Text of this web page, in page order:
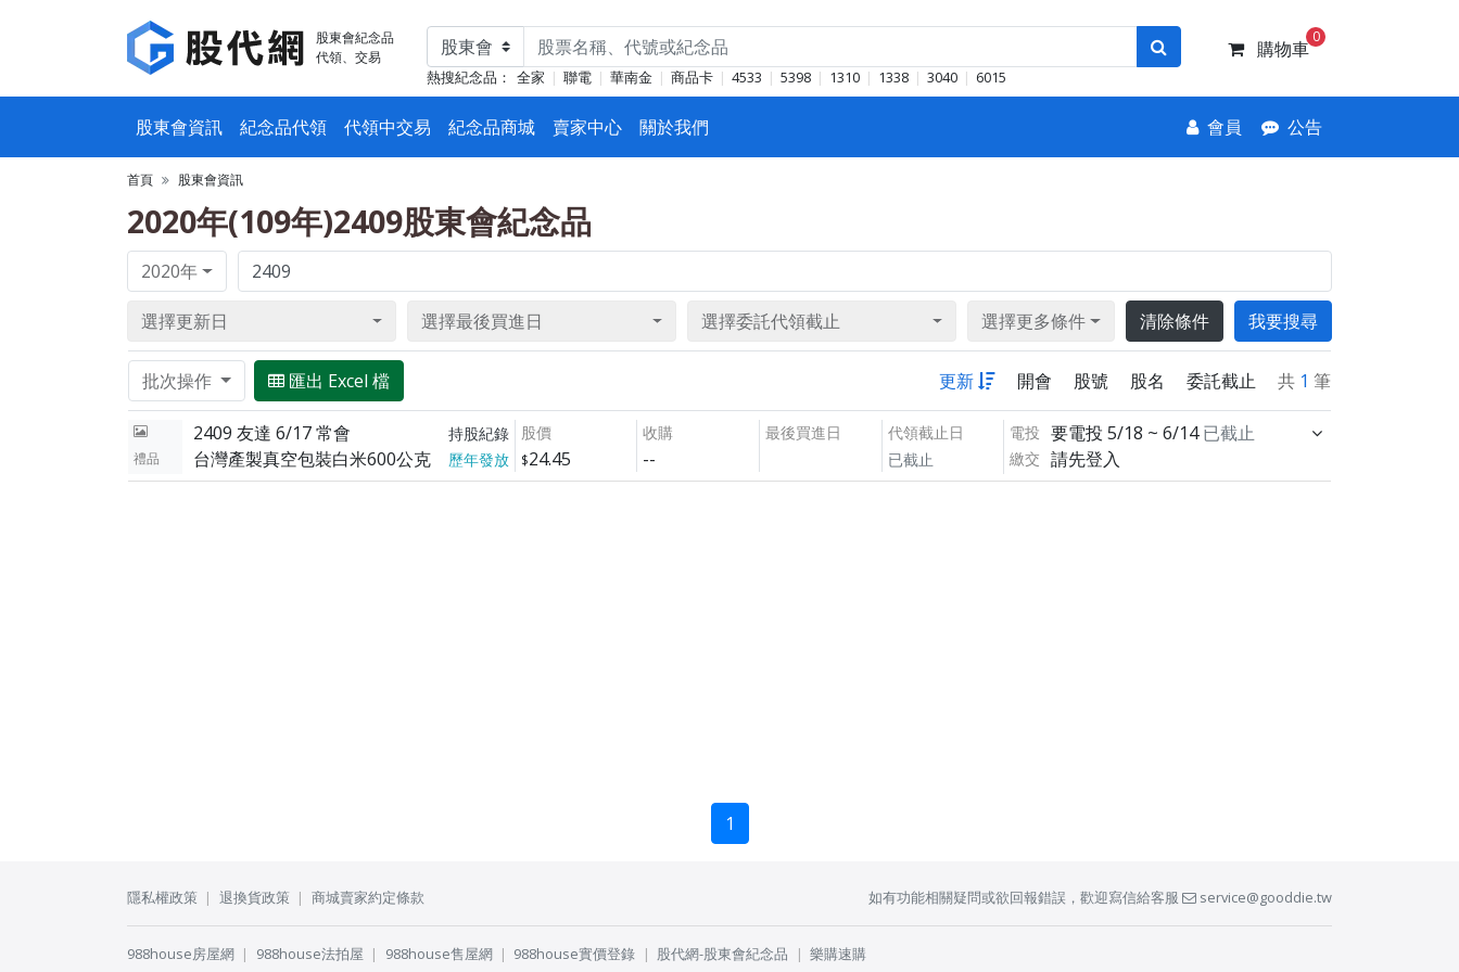
股東會紀念品
代領、交易
熱搜紀念品： 全家 聯電 華南金 商品卡 4533 5398 1310 1338 3040 6015
購物車
0
股東會資訊 紀念品代領 代領中交易 紀念品商城 賣家中心 關於我們 會員 公告
首頁 股東會資訊
2020年(109年)2409股東會紀念品
2020年
選擇更新日 選擇最後買進日 選擇委託代領截止 選擇更多條件 清除條件 我要搜尋
批次操作 匯出 Excel 檔 更新 開會 股號 股名 委託截止 共 1 筆
禮品
2409 友達 6/17 常會 持股紀錄
台灣產製真空包裝白米600公克 歷年發放
股價
24.45
收購
--
最後買進日
代領截止日
已截止
電投 要電投 5/18 ~ 6/14 已截止
繳交 請先登入
1
隱私權政策 退換貨政策 商城賣家約定條款 如有功能相關疑問或欲回報錯誤，歡迎寫信給客服 service@gooddie.tw
988house房屋網 988house法拍屋 988house售屋網 988house實價登錄 股代網-股東會紀念品 樂購速購